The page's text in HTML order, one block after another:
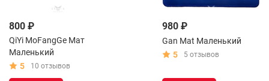
800 ₽
QiYi MoFangGe Мат
Маленький
5
10 отзывов
980 ₽
Gan Mat Маленький
5
5 отзывов